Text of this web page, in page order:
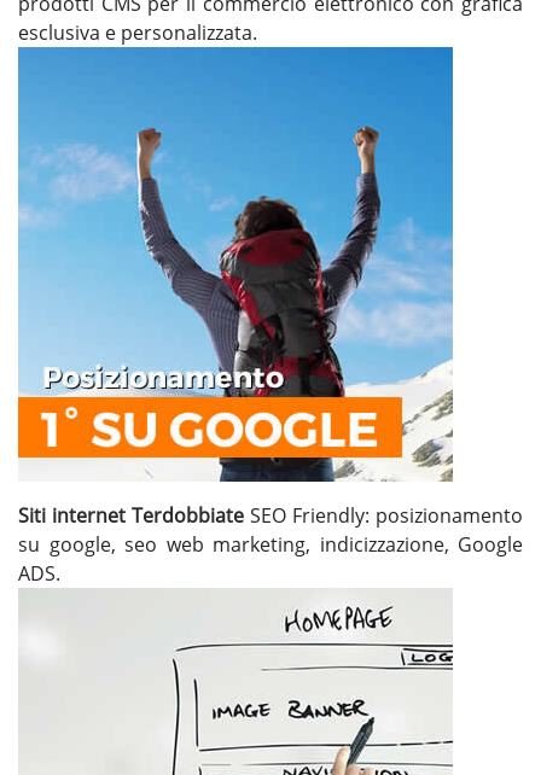
esclusiva e personalizzata.
Siti internet Terdobbiate SEO Friendly: posizionamento
su google, seo web marketing, indicizzazione, Google
ADS.